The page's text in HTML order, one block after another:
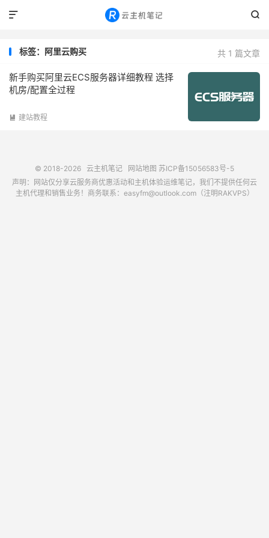


共 1 篇文章
标签：阿里云购买
新手购买阿里云ECS服务器详细教程 选择
机房/配置全过程
 建站教程
© 2018-2026 云主机笔记 网站地图 苏ICP备15056583号-5
声明：网站仅分享云服务商优惠活动和主机体验运维笔记，我们不提供任何云
主机代理和销售业务！商务联系：easyfm@outlook.com（注明RAKVPS）